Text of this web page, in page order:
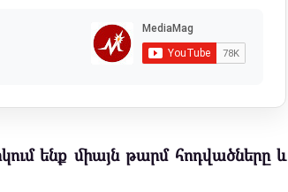
ենք միայն թարմ հոդվածները և